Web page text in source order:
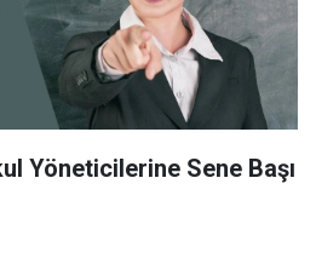
Yöneticilerine Sene Başı